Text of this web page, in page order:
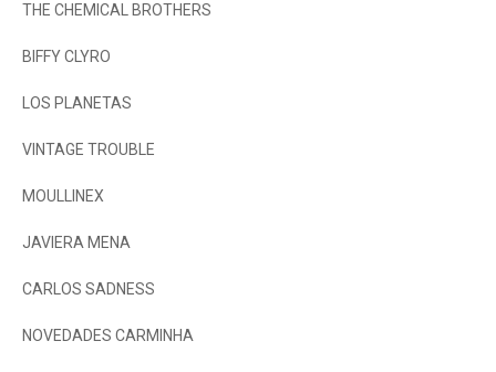
THE CHEMICAL BROTHERS
BIFFY CLYRO
LOS PLANETAS
VINTAGE TROUBLE
MOULLINEX
JAVIERA MENA
CARLOS SADNESS
NOVEDADES CARMINHA